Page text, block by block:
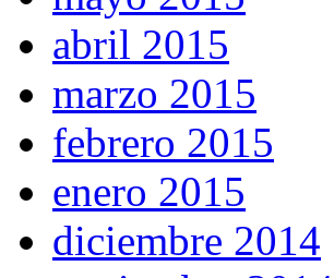
abril 2015
marzo 2015
febrero 2015
enero 2015
diciembre 2014